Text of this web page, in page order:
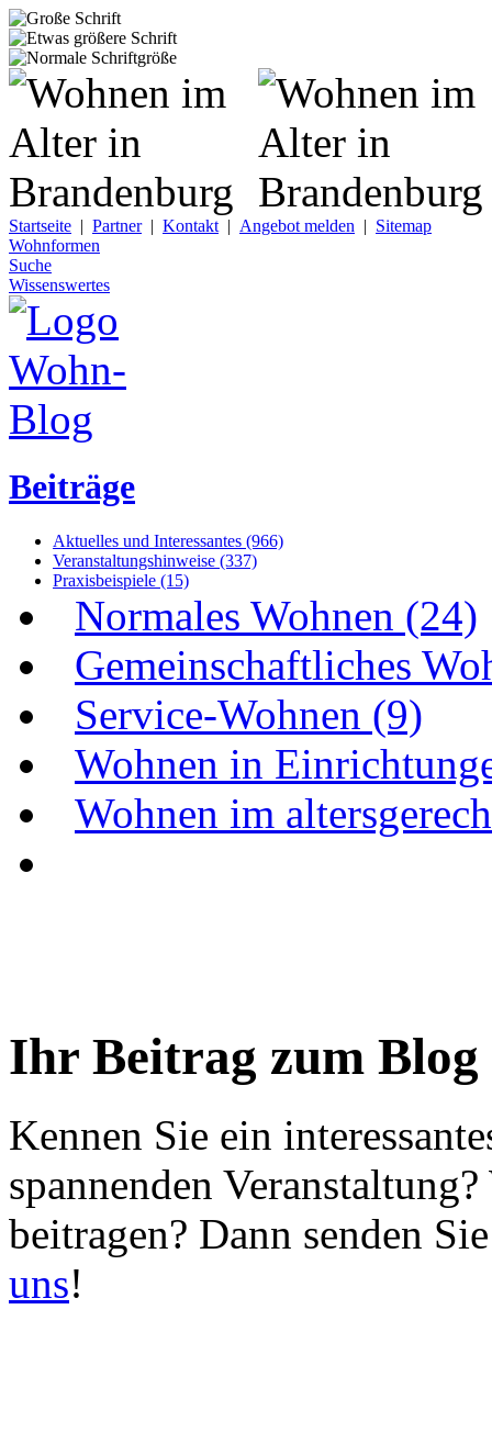
Startseite | Partner| Kontakt | Angebot melden | Sitemap
Wohnformen
Suche
Wissenswertes
Beiträge
Aktuelles und Interessantes (966)
Veranstaltungshinweise (337)
Praxisbeispiele (15)
Normales Wohnen (24)
Gemeinschaftliches
Service-Wohnen (9)
Wohnen in
Wohnen im
Ihr Beitrag zum Blog
Kennen Sie ein
spannenden
beitragen? Dann senden
uns!